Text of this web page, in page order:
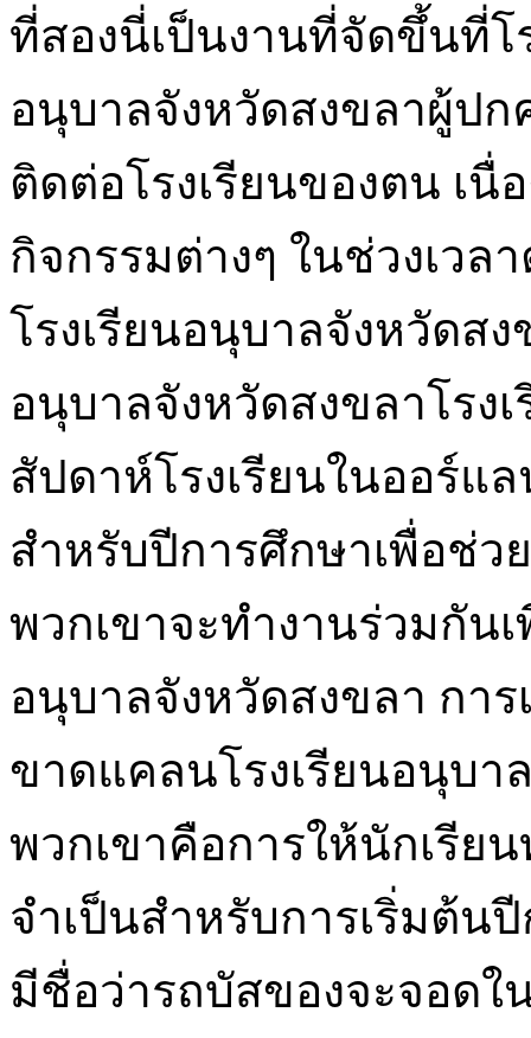
ที่สองนี่เป็นงานที่จัดขึ้นที่โ
อนุบาลจังหวัดสงขลาผู้ปก
ติดต่อโรงเรียนของตน เนื่
กิจกรรมต่างๆ ในช่วงเว
โรงเรียนอนุบาลจังหวัดส
อนุบาลจังหวัดสงขลาโรง
สัปดาห์โรงเรียนในออร์แ
สำหรับปีการศึกษาเพื่อช่ว
พวกเขาจะทำงานร่วมกัน
อนุบาลจังหวัดสงขลา กา
ขาดแคลนโรงเรียนอนุบา
พวกเขาคือการให้นักเรีย
จำเป็นสำหรับการเริ่มต้น
มีชื่อว่ารถบัสของจะจอด